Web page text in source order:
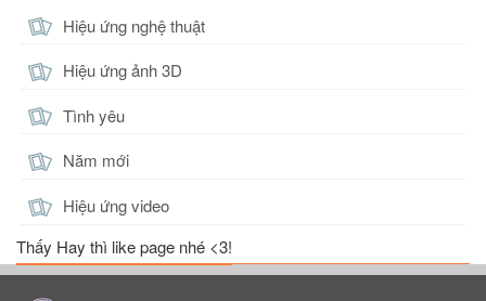
Hiệu ứng nghệ thuật
Hiệu ứng ảnh 3D
Tình yêu
Năm mới
Hiệu ứng video
Thấy Hay thì like page nhé <3!